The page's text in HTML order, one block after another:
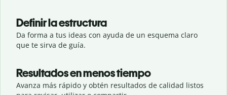
Definir la estructura
Da forma a tus ideas con ayuda de un esquema claro
que te sirva de guía.
Resultados en menos tiempo
Avanza más rápido y obtén resultados de calidad listos